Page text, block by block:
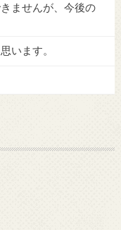
ませんが、今後の
います。